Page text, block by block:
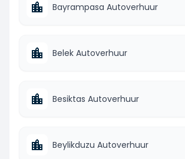
Bayrampasa Autoverhuur
Belek Autoverhuur
Besiktas Autoverhuur
Beylikduzu Autoverhuur